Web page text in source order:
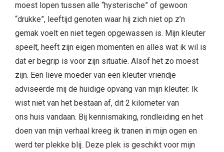
moest lopen tussen alle “hysterische” of gewoon
“drukke”, leeftijd genoten waar hij zich niet op z’n
gemak voelt en niet tegen opgewassen is. Mijn kleuter
speelt, heeft zijn eigen momenten en alles wat ik wil is
dat er begrip is voor zijn situatie. Alsof het zo moest
zijn. Een lieve moeder van een kleuter vriendje
adviseerde mij de huidige opvang van mijn kleuter. Ik
wist niet van het bestaan af, dit 2 kilometer van
ons huis vandaan. Bij kennismaking, rondleiding en het
doen van mijn verhaal kreeg ik tranen in mijn ogen en
werd ter plekke blij. Deze plek is geschikt voor mijn